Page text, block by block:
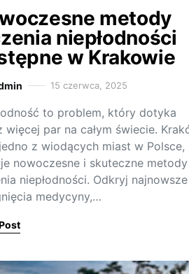
metody
niepłodności
w Krakowie
15 czerwca, 2025
to problem, który dotyka
więcej par na całym świecie.
z wiodących miast w Polsce,
nowoczesne i skuteczne metody
niepłodności. Odkryj najnowsze
medycyny,…